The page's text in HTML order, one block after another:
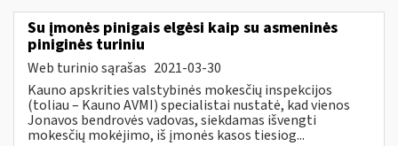
Su įmonės pinigais elgėsi kaip su asmeninės
piniginės turiniu
Web turinio sąrašas 2021-03-30
Kauno apskrities valstybinės mokesčių inspekcijos
(toliau – Kauno AVMI) specialistai nustatė, kad vienos
Jonavos bendrovės vadovas, siekdamas išvengti
mokesčių mokėjimo, iš įmonės kasos tiesiog...